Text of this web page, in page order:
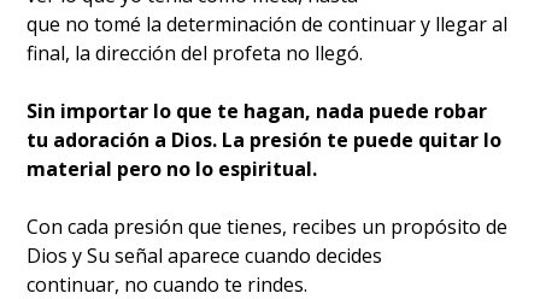
que no tomé la determinación de continuar y llegar al
final, la dirección del profeta no llegó.
Sin importar lo que te hagan, nada puede robar
tu adoración a Dios. La presión te puede quitar lo
material pero no lo espiritual.
Con cada presión que tienes, recibes un propósito de
Dios y Su señal aparece cuando decides
continuar, no cuando te rindes.